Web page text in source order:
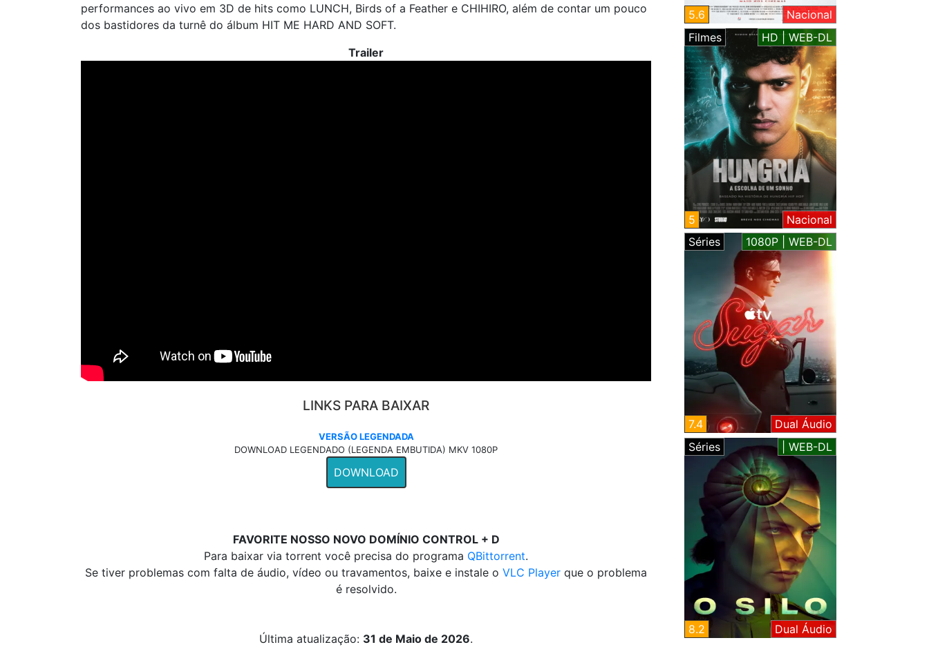
performances ao vivo em 3D de hits como LUNCH, Birds of a Feather e CHIHIRO, além de contar um pouco
dos bastidores da turnê do álbum HIT ME HARD AND SOFT.
Trailer
LINKS PARA BAIXAR
VERSÃO LEGENDADA
DOWNLOAD LEGENDADO (LEGENDA EMBUTIDA) MKV 1080P
DOWNLOAD
FAVORITE NOSSO NOVO DOMÍNIO CONTROL + D
Para baixar via torrent você precisa do programa QBittorrent.
Se tiver problemas com falta de áudio, vídeo ou travamentos, baixe e instale o VLC Player que o problema
é resolvido.
Última atualização: 31 de Maio de 2026.
5.6
Nacional
Filmes
HD | WEB-DL
5
Nacional
Séries
1080P | WEB-DL
7.4
Dual Áudio
Séries
| WEB-DL
8.2 Dual Áudio